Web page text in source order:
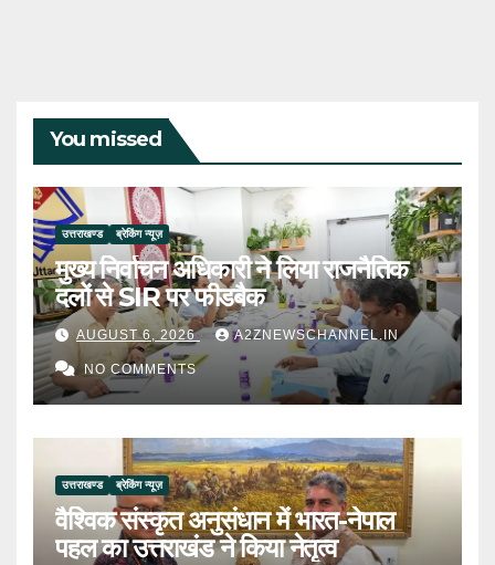
You missed
उत्तराखण्ड ब्रेकिंग न्यूज़
मुख्य निर्वाचन अधिकारी ने लिया राजनैतिक
दलों से SIR पर फीडबैक
AUGUST 6, 2026 A2ZNEWSCHANNEL.IN
NO COMMENTS
उत्तराखण्ड ब्रेकिंग न्यूज़
वैश्विक संस्कृत अनुसंधान में भारत-नेपाल
पहल का उत्तराखंड ने किया नेतृत्व